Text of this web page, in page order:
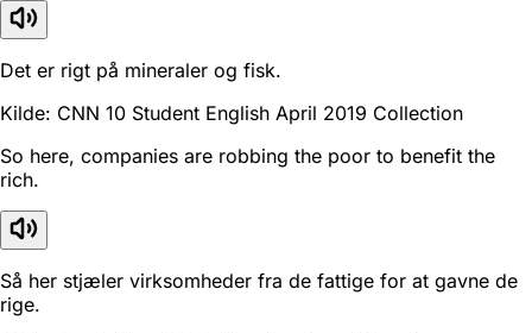
Det er rigt på mineraler og fisk.
Kilde: CNN 10 Student English April 2019 Collection
So here, companies are robbing the poor to benefit the
rich.
Så her stjæler virksomheder fra de fattige for at gavne de
rige.